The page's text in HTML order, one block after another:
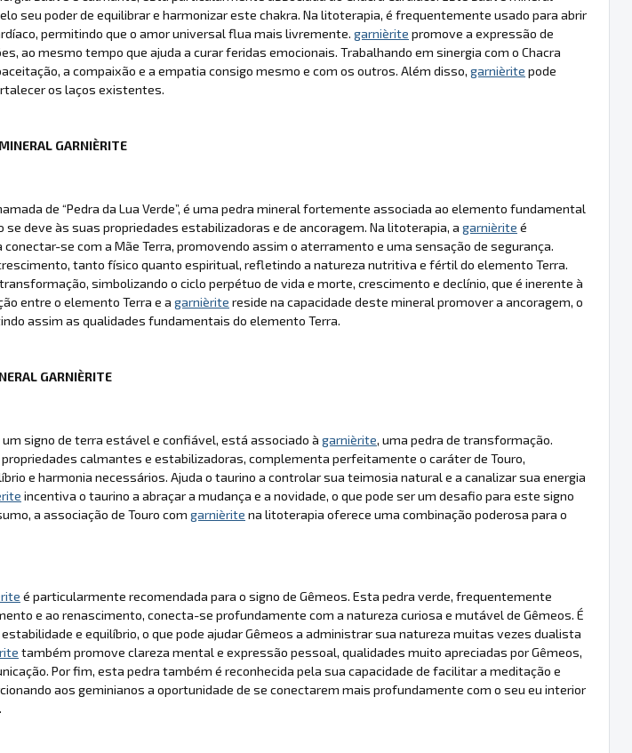
seu poder de equilibrar e harmonizar este chakra. Na litoterapia, é frequentemente usado para abrir
permitindo que o amor universal flua mais livremente. garnièrite promove a expressão de
ao mesmo tempo que ajuda a curar feridas emocionais. Trabalhando em sinergia com o Chacra
a compaixão e a empatia consigo mesmo e com os outros. Além disso, garnièrite pode
os laços existentes.
GARNIÈRITE
de “Pedra da Lua Verde”, é uma pedra mineral fortemente associada ao elemento fundamental
se deve às suas propriedades estabilizadoras e de ancoragem. Na litoterapia, a garnièrite é
conectar-se com a Mãe Terra, promovendo assim o aterramento e uma sensação de segurança.
tanto físico quanto espiritual, refletindo a natureza nutritiva e fértil do elemento Terra.
simbolizando o ciclo perpétuo de vida e morte, crescimento e declínio, que é inerente à
entre o elemento Terra e a garnièrite reside na capacidade deste mineral promover a ancoragem, o
assim as qualidades fundamentais do elemento Terra.
GARNIÈRITE
um signo de terra estável e confiável, está associado à garnièrite, uma pedra de transformação.
propriedades calmantes e estabilizadoras, complementa perfeitamente o caráter de Touro,
e harmonia necessários. Ajuda o taurino a controlar sua teimosia natural e a canalizar sua energia
incentiva o taurino a abraçar a mudança e a novidade, o que pode ser um desafio para este signo
a associação de Touro com garnièrite na litoterapia oferece uma combinação poderosa para o
é particularmente recomendada para o signo de Gêmeos. Esta pedra verde, frequentemente
e ao renascimento, conecta-se profundamente com a natureza curiosa e mutável de Gêmeos. É
e equilíbrio, o que pode ajudar Gêmeos a administrar sua natureza muitas vezes dualista
também promove clareza mental e expressão pessoal, qualidades muito apreciadas por Gêmeos,
Por fim, esta pedra também é reconhecida pela sua capacidade de facilitar a meditação e
aos geminianos a oportunidade de se conectarem mais profundamente com o seu eu interior